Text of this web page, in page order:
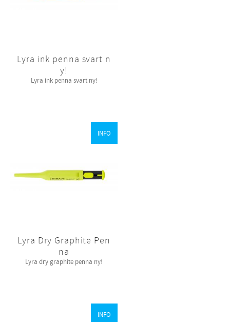
Lyra ink penna svart n
y!
Lyra ink penna svart ny!
Lyra Dry Graphite Pen
na
Lyra dry graphite penna ny!
INFO
INFO